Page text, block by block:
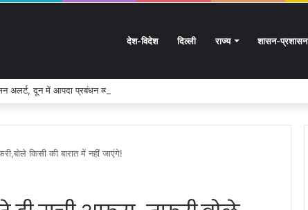
देश-विदेश दिल्ली राज्य शासन-प्रशासन
अलर्ट, दून में आपदा प्रबंधन व्यवस्था पूरी तरह सक्रिय
किसी की बारात में नहीं जाएंगे!